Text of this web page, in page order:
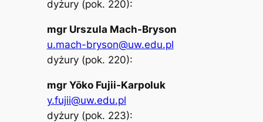
dyżury (pok. 220):​
mgr Urszula Mach-Bryson
u.mach-bryson@uw.edu.pl
dyżury (pok. 220):
mgr Yōko Fujii-Karpoluk
y.fujii@uw.edu.pl
dyżury (pok. 223):